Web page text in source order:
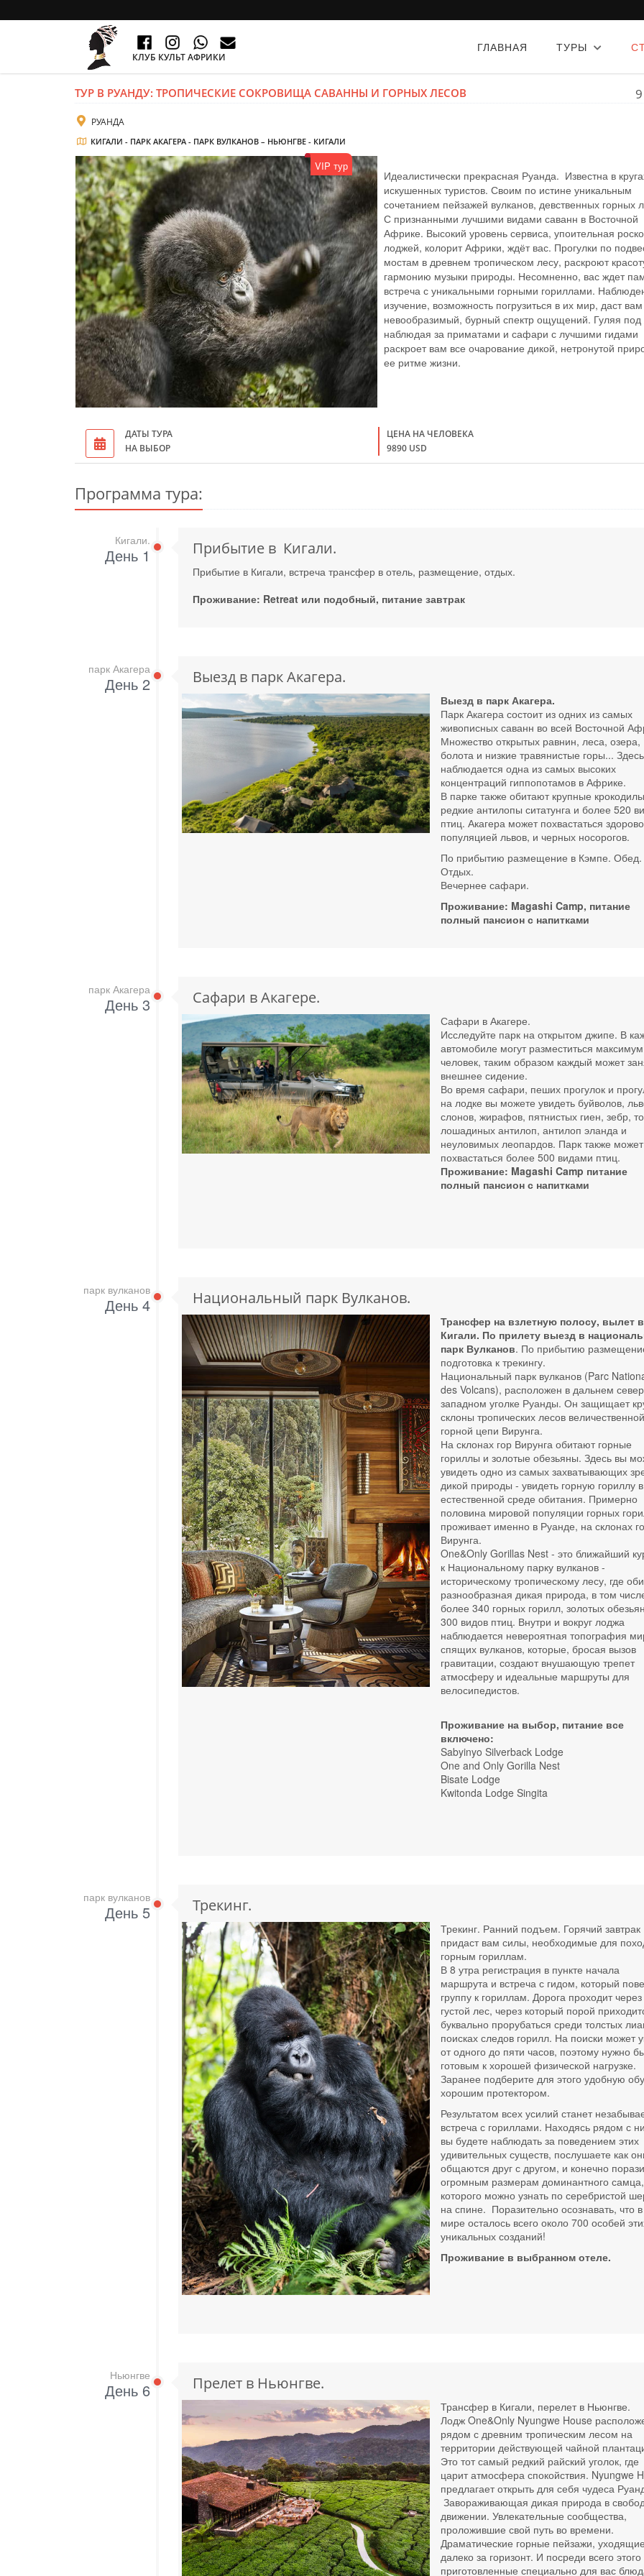
КЛУБ КУЛЬТ АФРИКИ
ГЛАВНАЯ ТУРЫ
ТУР В РУАНДУ: ТРОПИЧЕСКИЕ СОКРОВИЩА САВАННЫ И ГОРНЫХ ЛЕСОВ
РУАНДА
КИГАЛИ - ПАРК АКАГЕРА - ПАРК ВУЛКАНОВ – НЬЮНГВЕ - КИГАЛИ
VIP тур
Идеалистически прекрасная Руанда. Известна в
искушенных туристов. Своим по истине уникальным
сочетанием пейзажей вулканов, девственных горных
С признанными лучшими видами саванн в Восточной
Африке. Высокий уровень сервиса, упоительная
лоджей, колорит Африки, ждёт вас. Прогулки по
мостам в древнем тропическом лесу, раскроют
гармонию музыки природы. Несомненно, вас ждет
встреча с уникальными горными гориллами.
изучение, возможность погрузиться в их мир, даст вам
невообразимый, бурный спектр ощущений. Гуляя под
наблюдая за приматами и сафари с лучшими гидами
раскроет вам все очарование дикой, нетронутой
ее ритме жизни.
ДАТЫ ТУРА
НА ВЫБОР
ЦЕНА НА ЧЕЛОВЕКА
9890 USD
Программа тура:
Кигали.
День 1 Прибытие в Кигали.
Прибытие в Кигали, встреча трансфер в отель, размещение, отдых.
Проживание: Retreat или подобный, питание завтрак
парк Акагера
День 2 Выезд в парк Акагера.
Выезд в парк Акагера.
Парк Акагера состоит из одних из самых
живописных саванн во всей Восточной
Множество открытых равнин, леса, озера,
болота и низкие травянистые горы... Здесь
наблюдается одна из самых высоких
концентраций гиппопотамов в Африке.
В парке также обитают крупные
редкие антилопы ситатунга и более 520
птиц. Акагера может похвастаться
популяцией львов, и черных носорогов.
По прибытию размещение в Кэмпе. Обед.
Отдых.
Вечернее сафари.
Проживание: Magashi Camp, питание
полный пансион с напитками
парк Акагера
День 3 Сафари в Акагере.
Сафари в Акагере.
Исследуйте парк на открытом джипе. В
автомобиле могут разместиться
человек, таким образом каждый может
внешнее сидение.
Во время сафари, пеших прогулок и
на лодке вы можете увидеть буйволов,
слонов, жирафов, пятнистых гиен, зебр,
лошадиных антилоп, антилоп эланда и
неуловимых леопардов. Парк также может
похвастаться более 500 видами птиц.
Проживание: Magashi Camp питание
полный пансион с напитками
парк вулканов
День 4 Национальный парк Вулканов.
Трансфер на взлетную полосу, вылет в
Кигали. По прилету выезд в
парк Вулканов. По прибытию
подготовка к трекингу.
Национальный парк вулканов (Parc
des Volcans), расположен в дальнем
западном уголке Руанды. Он защищает
склоны тропических лесов величественной
горной цепи Вирунга.
На склонах гор Вирунга обитают горные
гориллы и золотые обезьяны. Здесь вы
увидеть одно из самых захватывающих
дикой природы - увидеть горную гориллу
естественной среде обитания. Примерно
половина мировой популяции горных
проживает именно в Руанде, на склонах
Вирунга.
One&Only Gorillas Nest - это ближайший
к Национальному парку вулканов -
историческому тропическому лесу, где
разнообразная дикая природа, в том
более 340 горных горилл, золотых
300 видов птиц. Внутри и вокруг лоджа
наблюдается невероятная топография
спящих вулканов, которые, бросая вызов
гравитации, создают внушающую трепет
атмосферу и идеальные маршруты для
велосипедистов.
Проживание на выбор, питание все
включено:
Sabyinyo Silverback Lodge
One and Only Gorilla Nest
Bisate Lodge
Kwitonda Lodge Singita
парк вулканов
День 5 Трекинг.
Трекинг. Ранний подъем. Горячий завтрак
придаст вам силы, необходимые для
горным гориллам.
В 8 утра регистрация в пункте начала
маршрута и встреча с гидом, который
группу к гориллам. Дорога проходит через
густой лес, через который порой
буквально прорубаться среди толстых
поисках следов горилл. На поиски может
от одного до пяти часов, поэтому нужно
готовым к хорошей физической нагрузке.
Заранее подберите для этого удобную
хорошим протектором.
Результатом всех усилий станет
встреча с гориллами. Находясь рядом с
вы будете наблюдать за поведением этих
удивительных существ, послушаете как
общаются друг с другом, и конечно
огромным размерам доминантного самца,
которого можно узнать по серебристой
на спине. Поразительно осознавать, что в
мире осталось всего около 700 особей
уникальных созданий!
Проживание в выбранном отеле.
Ньюнгве
День 6 Прелет в Ньюнгве.
Трансфер в Кигали, перелет в Ньюнгве.
Лодж One&Only Nyungwe House
рядом с древним тропическим лесом на
территории действующей чайной
Это тот самый редкий райский уголок, где
царит атмосфера спокойствия. Nyungwe
предлагает открыть для себя чудеса
Завораживающая дикая природа в
движении. Увлекательные сообщества,
проложившие свой путь во времени.
Драматические горные пейзажи, уходящие
далеко за горизонт. И посреди всего этого
приготовленные специально для вас